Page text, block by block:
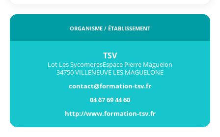
ORGANISME / ÉTABLISSEMENT
TSV
Lot Les SycomoresEspace Pierre Maguelon
34750 VILLENEUVE LES MAGUELONE
contact@formation-tsv.fr
04 67 69 44 60
http://www.formation-tsv.fr